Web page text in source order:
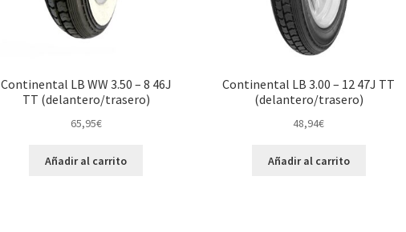
Continental LB WW 3.50 – 8 46J
TT (delantero/trasero)
65,95€
Añadir al carrito
Continental LB 3.00 – 12 47J TT
(delantero/trasero)
48,94€
Añadir al carrito